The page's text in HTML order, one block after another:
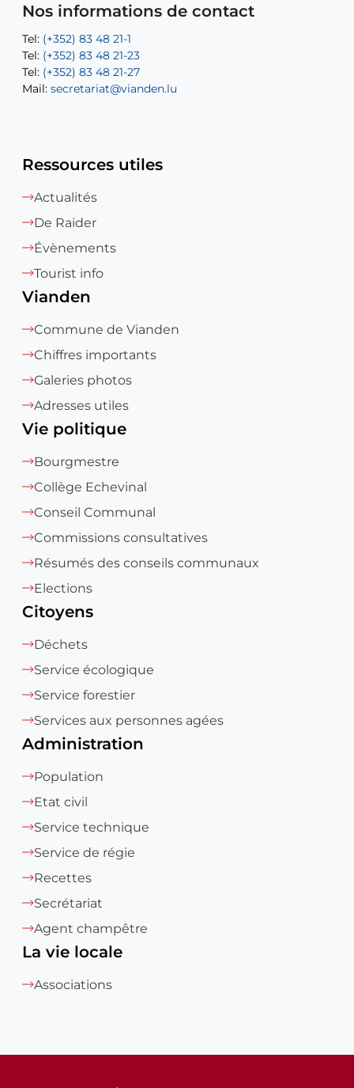
Nos informations de contact
Tel: (+352) 83 48 21-1
Tel: (+352) 83 48 21-23
Tel: (+352) 83 48 21-27
Mail: secretariat@vianden.lu
Tel: (+352) 83 48 21-20
Tel: (+352) 83 48 21-22
Mail:sofia.carvalho@vianden.lu
Mail: diane.storn@vianden.lu
Mail:recette@vianden.lu
Tel:(+352) 83 48 21-31
Tel:Permanence (Fuite d’eau) : 83 48 21 61
Ressources utiles
Actualités
De Raider
Évènements
Tourist info
Vianden
Commune de Vianden
Chiffres importants
Galeries photos
Adresses utiles
Vie politique
Bourgmestre
Collège Echevinal
Conseil Communal
Commissions consultatives
Résumés des conseils communaux
Elections
Citoyens
Déchets
Service écologique
Service forestier
Services aux personnes agées
Administration
Population
Etat civil
Service technique
Service de régie
Recettes
Secrétariat
Agent champêtre
La vie locale
Associations